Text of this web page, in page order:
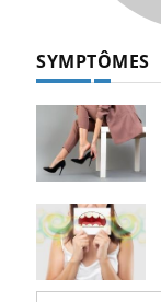
SYMPTÔMES